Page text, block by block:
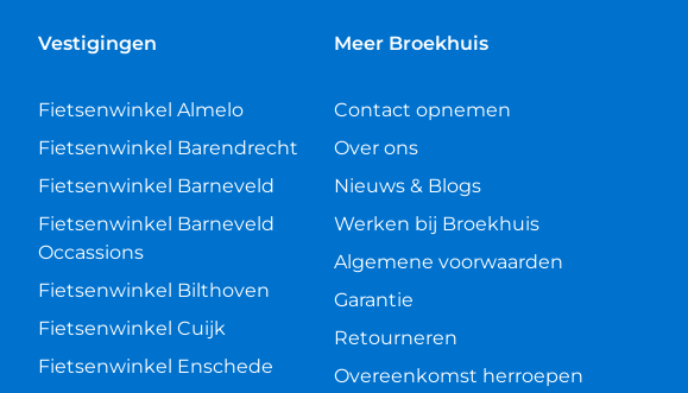
Vestigingen
Fietsenwinkel Almelo
Fietsenwinkel Barendrecht
Fietsenwinkel Barneveld
Fietsenwinkel Barneveld
Occassions
Fietsenwinkel Bilthoven
Fietsenwinkel Cuijk
Fietsenwinkel Enschede
Meer Broekhuis
Contact opnemen
Over ons
Nieuws & Blogs
Werken bij Broekhuis
Algemene voorwaarden
Garantie
Retourneren
Overeenkomst herroepen